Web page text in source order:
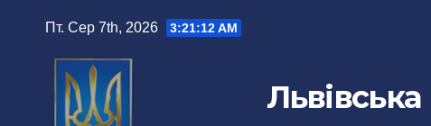
Пт. Сер 7th, 2026 3:21:13 AM